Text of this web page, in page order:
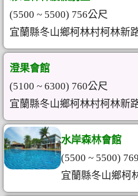
(5500 ~ 5500) 756公尺
宜蘭縣冬山鄉柯林村柯林新
澄果會館
(5100 ~ 6300) 760公尺
宜蘭縣冬山鄉柯林村柯林新
水岸森林會館
(5500 ~ 5500)
宜蘭縣冬山鄉柯